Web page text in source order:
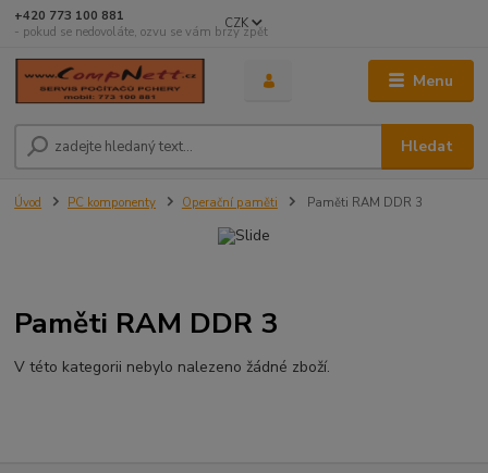
Menu
CZK
Hledat
+420 773 100 881
- pokud se nedovoláte, ozvu se vám brzy zpět
Úvod PC komponenty Operační paměti Paměti RAM DDR 3
Paměti RAM DDR 3
V této kategorii nebylo nalezeno žádné zboží.